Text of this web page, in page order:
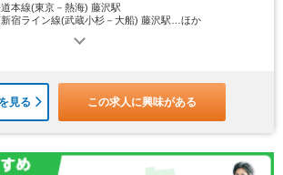
道本線(東京－熱海) 藤沢駅
新宿ライン線(武蔵小杉－大船) 藤沢駅…ほか
見る この求人に興味がある